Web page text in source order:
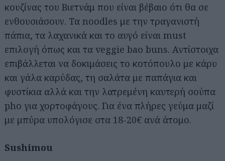
κουζίνας του Βιετνάμ που είναι βέβαιο ότι θα σε
ενθουσιάσουν. Τα noodles με την τραγανιστή
πάπια, τα λαχανικά και το αυγό είναι must
επιλογή όπως και τα veggie bao buns. Αντίστοιχα
επιβάλλεται να δοκιμάσεις το κοτόπουλο με κάρυ
και γάλα καρύδας, τη σαλάτα με παπάγια και
φυστίκια αλλά και την λατρεμένη καυτερή σούπα
pho για χορτοφάγους. Για ένα πλήρες γεύμα μαζί
με μπύρα υπολόγισε στα 18-20€ ανά άτομο.
Sushimou